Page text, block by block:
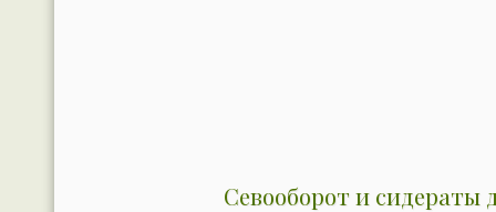
Севооборот и сидераты